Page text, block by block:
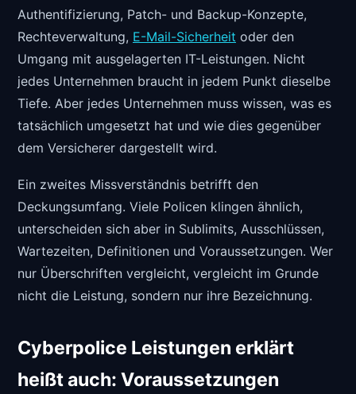
Authentifizierung, Patch- und Backup-Konzepte,
Rechteverwaltung, E-Mail-Sicherheit oder den
Umgang mit ausgelagerten IT-Leistungen. Nicht
jedes Unternehmen braucht in jedem Punkt dieselbe
Tiefe. Aber jedes Unternehmen muss wissen, was es
tatsächlich umgesetzt hat und wie dies gegenüber
dem Versicherer dargestellt wird.
Ein zweites Missverständnis betrifft den
Deckungsumfang. Viele Policen klingen ähnlich,
unterscheiden sich aber in Sublimits, Ausschlüssen,
Wartezeiten, Definitionen und Voraussetzungen. Wer
nur Überschriften vergleicht, vergleicht im Grunde
nicht die Leistung, sondern nur ihre Bezeichnung.
Cyberpolice Leistungen erklärt
heißt auch: Voraussetzungen